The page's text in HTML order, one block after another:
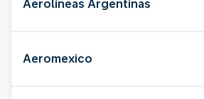
Aerolíneas Argentinas
Aeromexico